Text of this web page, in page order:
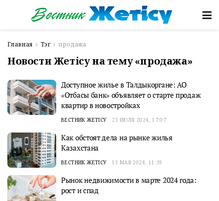
Главная Тэг продажа
Новости Жетісу на тему «продажа»
Доступное жилье в Талдыкоргане: АО
«Отбасы банк» объявляет о старте продаж
квартир в новостройках
ВЕСТНИК ЖЕТІСУ 23 ИЮЛЯ 2024, 17:07
Как обстоят дела на рынке жилья
Казахстана
ВЕСТНИК ЖЕТІСУ 13 МАЯ 2024, 11:39
Рынок недвижимости в марте 2024 года:
рост и спад